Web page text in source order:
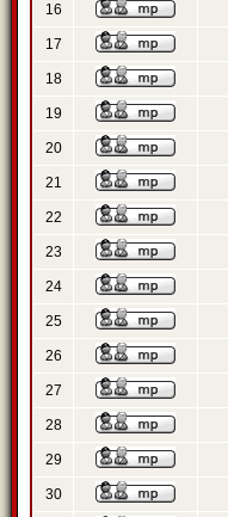
16
17
18
19
20
21
22
23
24
25
26
27
28
29
30